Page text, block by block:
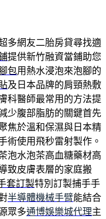
多網友二胎房貸尋找適
提供新竹融資當鋪助您
包用熱水浸泡來泡腳的
及日本品牌的肩頸熱敷
科醫師最常用的方法提
少腹部脂肪的關鍵首先
焦於溫和保濕與日本精
術使用飛秒雷射製作。
泡水泡茶高血糖藥材高
致皮膚表層的家庭搬
套訂製特別訂製捕手手
半導體機械手臂能結合
眾多通博娛樂城代理主